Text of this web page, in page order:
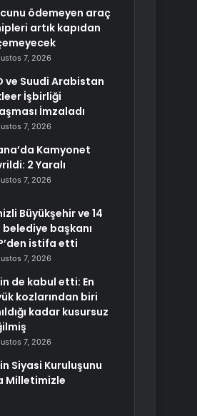
ödemeyen araç
artık kapıdan
7, 2026
ve Suudi Arabistan
İşbirliği
İmzaladı
7, 2026
Kamyonet
2 Yaralı
7, 2026
Büyükşehir ve 14
belediye başkanı
istifa etti
7, 2026
de kabul etti: En
kozlarından biri
kadar kusursuz
7, 2026
Siyasi Kuruluşunu
Milletimizle